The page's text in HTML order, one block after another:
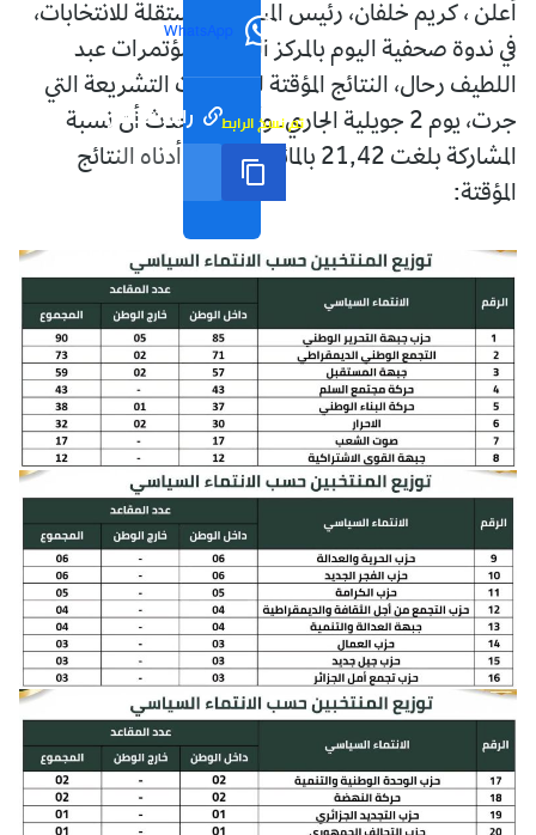
WhatsApp
رابط مختصر تم نسخ الرابط
أعلن ، كريم خلفان، رئيس المسلطة المستقلة للانتخابات،
في ندوة صحفية اليوم بالمركز الدولي للمؤتمرات عبد
اللطيف رحال، النتائج المؤقتة للانتخابات التشريعة التي
جرت، يوم 2 جويلية الجاري. وأعلن المتحدث أن نسبة
المشاركة بلغت 21,42 بالمائة. وتجدون أدناه النتائج
المؤقتة: